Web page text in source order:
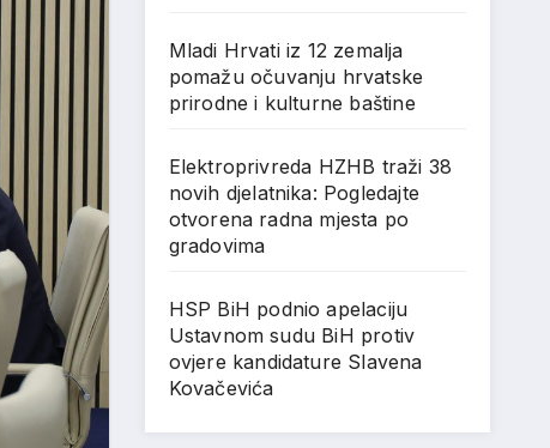
Mladi Hrvati iz 12 zemalja
pomažu očuvanju hrvatske
prirodne i kulturne baštine
Elektroprivreda HZHB traži 38
novih djelatnika: Pogledajte
otvorena radna mjesta po
gradovima
HSP BiH podnio apelaciju
Ustavnom sudu BiH protiv
ovjere kandidature Slavena
Kovačevića